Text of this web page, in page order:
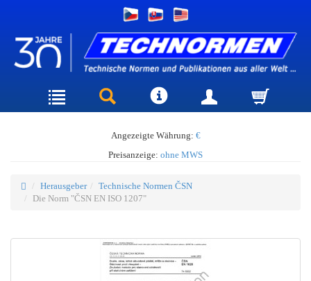
Angezeigte Währung: €
Preisanzeige: ohne MWS
Herausgeber
Technische Normen ČSN
Die Norm "ČSN EN ISO 1207"